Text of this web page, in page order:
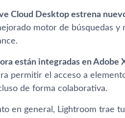
Cloud Desktop estrena
motor de búsquedas y
están integradas en Adobe
permitir el acceso a
de forma colaborativa.
en general, Lightroom trae